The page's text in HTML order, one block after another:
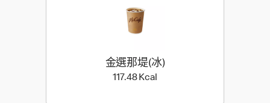
金選那堤(冰)​
117.48 Kcal